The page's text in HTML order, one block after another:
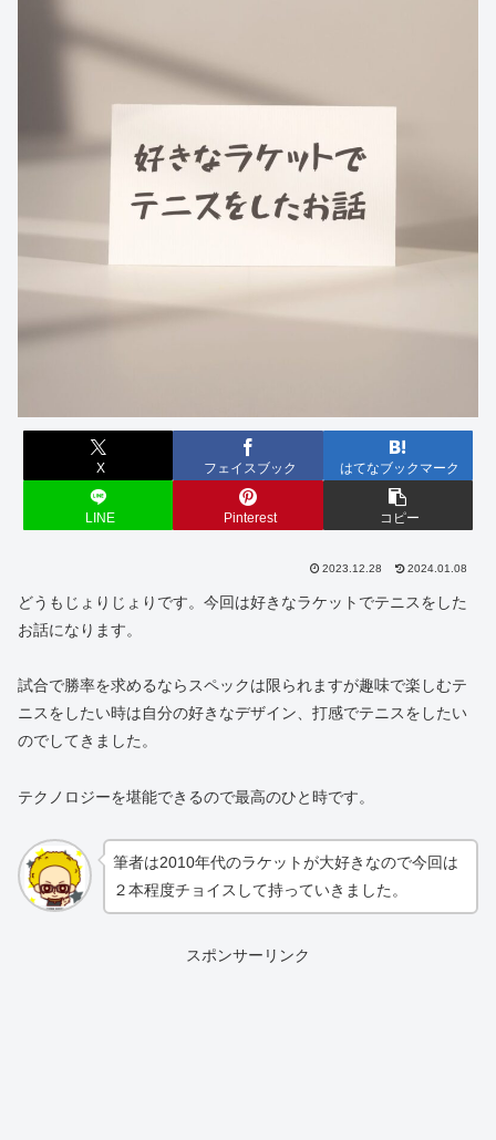
X フェイスブック はてなブックマーク
LINE Pinterest コピー
2023.12.28 2024.01.08
どうもじょりじょりです。今回は好きなラケットでテニスをした
お話になります。
試合で勝率を求めるならスペックは限られますが趣味で楽しむテ
ニスをしたい時は自分の好きなデザイン、打感でテニスをしたい
のでしてきました。
テクノロジーを堪能できるので最高のひと時です。
筆者は2010年代のラケットが大好きなので今回は
２本程度チョイスして持っていきました。
スポンサーリンク